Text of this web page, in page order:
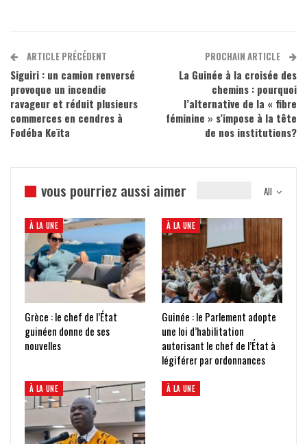
ARTICLE PRÉCÉDENT
Siguiri : un camion renversé
provoque un incendie
ravageur et réduit plusieurs
commerces en cendres à
Fodéba Keïta
PROCHAIN ARTICLE
La Guinée à la croisée des
chemins : pourquoi
l’alternative de la « fibre
féminine » s’impose à la tête
de nos institutions?
All
vous pourriez aussi aimer
À LA UNE
Grèce : le chef de l’État
guinéen donne de ses
nouvelles
À LA UNE
Guinée : le Parlement adopte
une loi d’habilitation
autorisant le chef de l’État à
légiférer par ordonnances
À LA UNE À LA UNE